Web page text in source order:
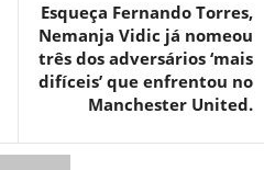
Esqueça Fernando Torres,
Nemanja Vidic já nomeou
três dos adversários ‘mais
difíceis’ que enfrentou no
Manchester United.